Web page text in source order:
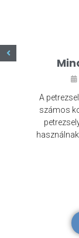
A
számos